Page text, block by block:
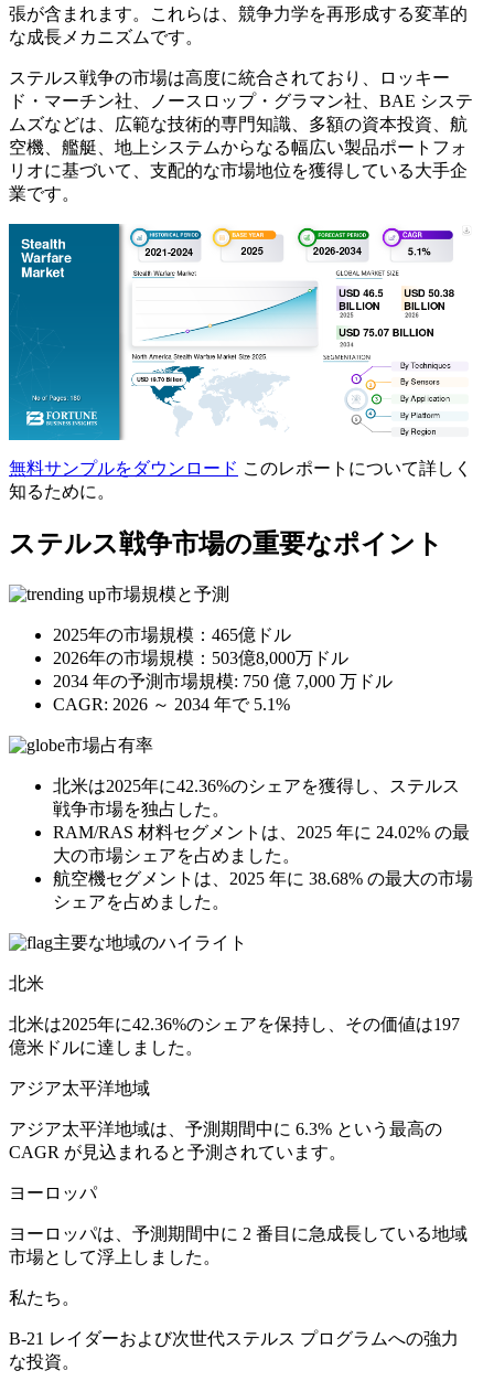
張が含まれます。これらは、競争力学を再形成する変革的
な成長メカニズムです。
ステルス戦争の市場は高度に統合されており、ロッキー
ド・マーチン社、ノースロップ・グラマン社、BAE システ
ムズなどは、広範な技術的専門知識、多額の資本投資、航
空機、艦艇、地上システムからなる幅広い製品ポートフォ
リオに基づいて、支配的な市場地位を獲得している大手企
業です。
無料サンプルをダウンロード このレポートについて詳しく
知るために。
ステルス戦争市場の重要なポイント
市場規模と予測
2025年の市場規模：465億ドル
2026年の市場規模：503億8,000万ドル
2034 年の予測市場規模: 750 億 7,000 万ドル
CAGR: 2026 ～ 2034 年で 5.1%
市場占有率
北米は2025年に42.36%のシェアを獲得し、ステルス
戦争市場を独占した。
RAM/RAS 材料セグメントは、2025 年に 24.02% の最
大の市場シェアを占めました。
航空機セグメントは、2025 年に 38.68% の最大の市場
シェアを占めました。
主要な地域のハイライト
北米
北米は2025年に42.36%のシェアを保持し、その価値は197
億米ドルに達しました。
アジア太平洋地域
アジア太平洋地域は、予測期間中に 6.3% という最高の
CAGR が見込まれると予測されています。
ヨーロッパ
ヨーロッパは、予測期間中に 2 番目に急成長している地域
市場として浮上しました。
私たち。
B-21 レイダーおよび次世代ステルス プログラムへの強力
な投資。